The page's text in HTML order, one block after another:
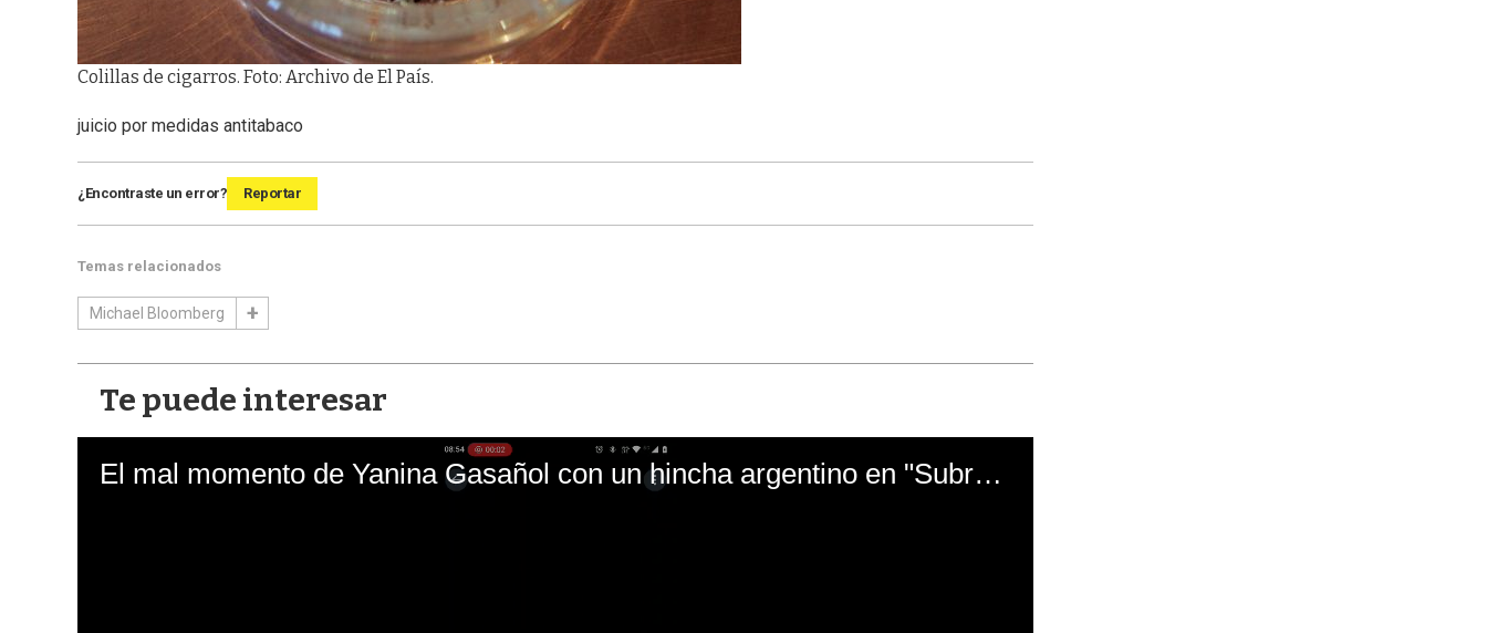
Colillas de cigarros. Foto: Archivo de El País.
juicio por medidas antitabaco
¿Encontraste un error? Reportar
Temas relacionados
Michael Bloomberg
Te puede interesar
El mal momento de Yanina Gasañol con un hincha argentino en "Subrayado"